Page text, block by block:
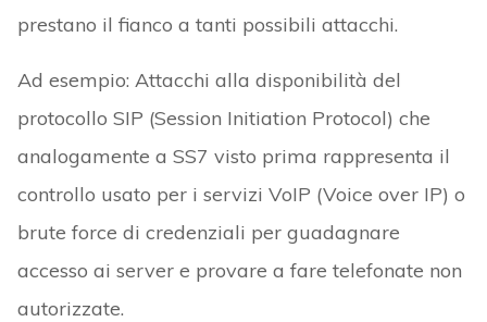
prestano il fianco a tanti possibili attacchi.
Ad esempio: Attacchi alla disponibilità del
protocollo SIP (Session Initiation Protocol) che
analogamente a SS7 visto prima rappresenta il
controllo usato per i servizi VoIP (Voice over IP) o
brute force di credenziali per guadagnare
accesso ai server e provare a fare telefonate non
autorizzate.